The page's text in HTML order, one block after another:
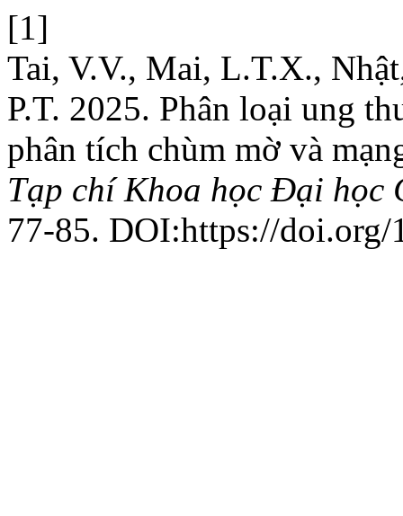
[1]
Tai, V.V., Mai, L.T.X.,
P.T. 2025. Phân loại ung
phân tích chùm mờ và
Tạp chí Khoa học Đại học
77-85. DOI:https://doi.org/